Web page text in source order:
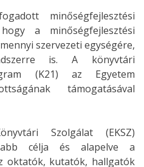
minőségfejlesztési
a minőségfejlesztési
szervezeti egységére,
is. A könyvtári
(K21) az Egyetem
támogatásával
Szolgálat (EKSZ)
célja és alapelve a
oktatók, kutatók, hallgatók